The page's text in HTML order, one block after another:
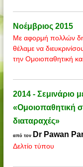
Νοέμβριος 2015
Με αφορμή πολλών
θέλαμε να
την Ομοιοπαθητική
2014 - Σεμινάριο
«Ομοιοπαθητική
διαταραχές»
από τον Dr Pawan
Δελτίο τύπου